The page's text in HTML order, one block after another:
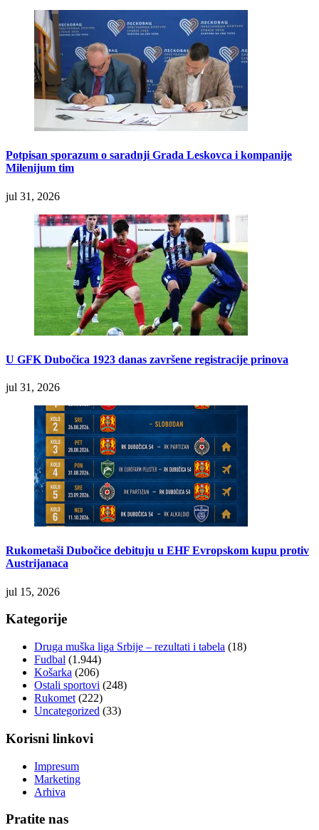
Potpisan sporazum o saradnji Grada Leskovca i kompanije
Milenijum tim
jul 31, 2026
U GFK Dubočica 1923 danas završene registracije prinova
jul 31, 2026
Rukometaši Dubočice debituju u EHF Evropskom kupu protiv
Austrijanaca
jul 15, 2026
Kategorije
Druga muška liga Srbije – rezultati i tabela (18)
Fudbal (1.944)
Košarka (206)
Ostali sportovi (248)
Rukomet (222)
Uncategorized (33)
Korisni linkovi
Impresum
Marketing
Arhiva
Pratite nas